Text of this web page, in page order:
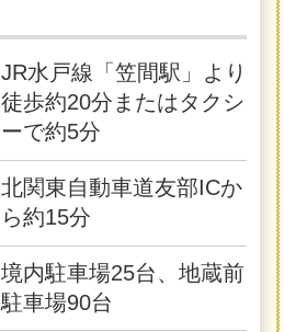
JR水戸線「笠間駅」より
徒歩約20分またはタクシ
ーで約5分
北関東自動車道友部ICか
ら約15分
境内駐車場25台、地蔵前
駐車場90台